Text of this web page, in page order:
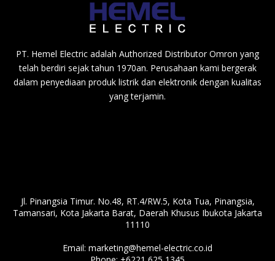
PT. Hemel Electric adalah Authorized Distributor Omron yang
telah berdiri sejak tahun 1970an. Perusahaan kami bergerak
dalam penyediaan produk listrik dan elektronik dengan kualitas
yang terjamin.
Jl. Pinangsia Timur. No.48, RT.4/RW.5, Kota Tua, Pinangsia,
Tamansari, Kota Jakarta Barat, Daerah Khusus Ibukota Jakarta
11110
Email: marketing@hemel-electric.co.id